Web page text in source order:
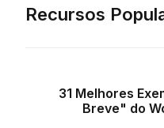
Recursos
31 Melhores
Breve" do